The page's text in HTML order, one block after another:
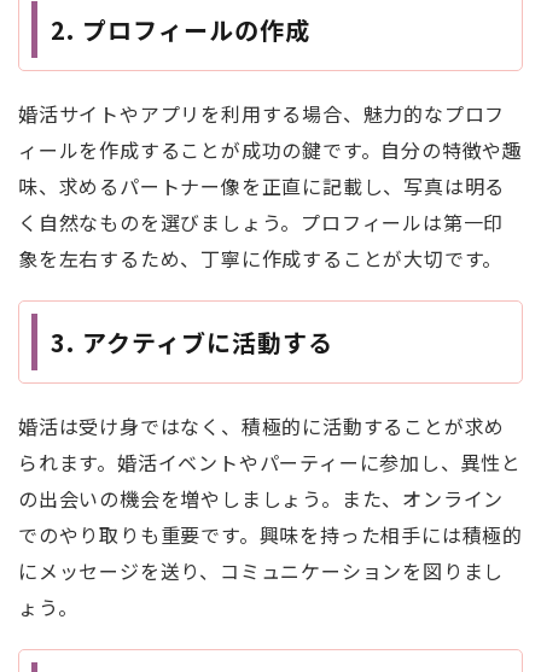
2. プロフィールの作成
婚活サイトやアプリを利用する場合、魅力的なプロフ
ィールを作成することが成功の鍵です。自分の特徴や趣
味、求めるパートナー像を正直に記載し、写真は明る
く自然なものを選びましょう。プロフィールは第一印
象を左右するため、丁寧に作成することが大切です。
3. アクティブに活動する
婚活は受け身ではなく、積極的に活動することが求め
られます。婚活イベントやパーティーに参加し、異性と
の出会いの機会を増やしましょう。また、オンライン
でのやり取りも重要です。興味を持った相手には積極的
にメッセージを送り、コミュニケーションを図りまし
ょう。